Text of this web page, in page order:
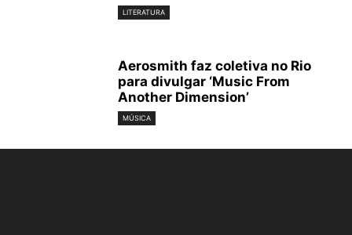
LITERATURA
Aerosmith faz coletiva no Rio
para divulgar ‘Music From
Another Dimension’
MÚSICA